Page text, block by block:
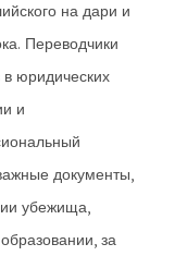
на дари и
Переводчики
юридических
и
документы,
убежища,
за